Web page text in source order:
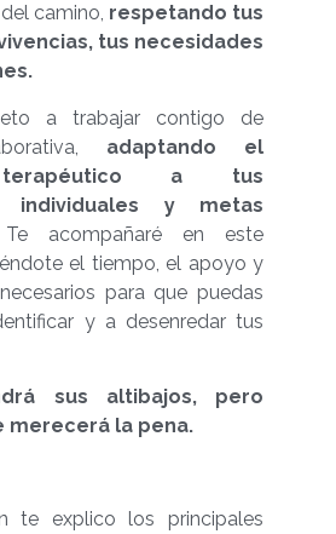
camino, respetando tus
tus necesidades
a trabajar contigo de
adaptando el
a tus
individuales y metas
acompañaré en este
el tiempo, el apoyo y
para que puedas
y a desenredar tus
sus altibajos, pero
merecerá la pena.
te explico los principales